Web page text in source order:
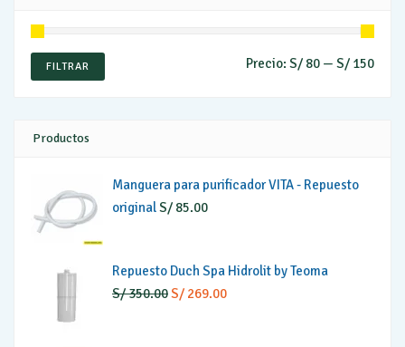
Precio
Precio
FILTRAR Precio: S/ 80 — S/ 150
Productos
Manguera para purificador VITA - Repuesto
originalS/ 85.00
Repuesto Duch Spa Hidrolit by Teoma
S/350.00El
S/ 269.00El